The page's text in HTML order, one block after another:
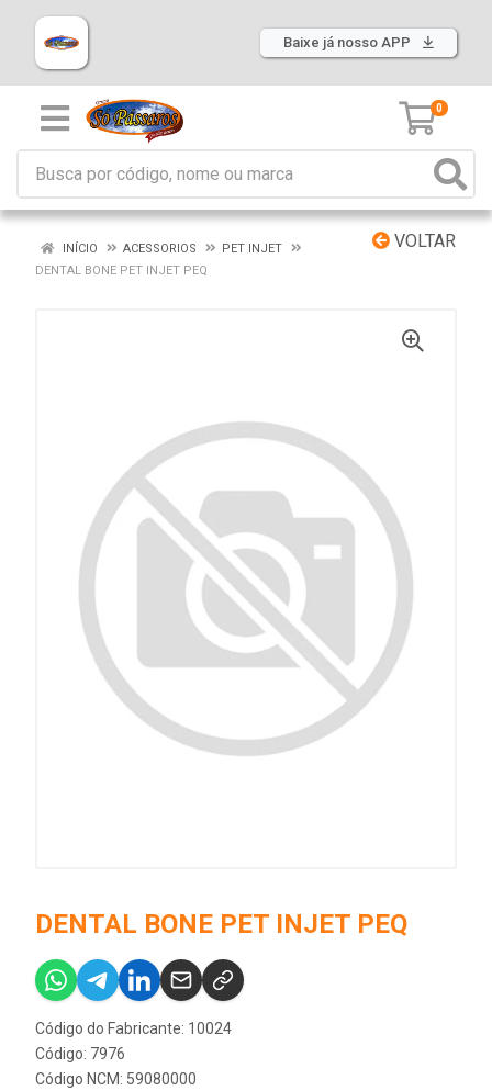
Baixe já nosso APP
0
VOLTAR
INÍCIO ACESSORIOS
PET INJET
DENTAL BONE PET INJET PEQ
DENTAL BONE PET INJET PEQ
Código do Fabricante: 10024
Código: 7976
Código NCM: 59080000